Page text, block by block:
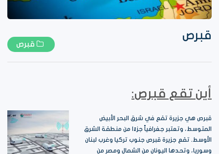
قبرص
قبرص
أين تقع قبرص:
قبرص هي جزيرة تقع في شرق البحر الأبيض
المتوسط، وتعتبر جغرافياً جزءًا من منطقة الشرق
الأوسط. تقع جزيرة قبرص جنوب تركيا وغرب لبنان
وسوريا، وتحدها اليونان من الشمال ومصر من